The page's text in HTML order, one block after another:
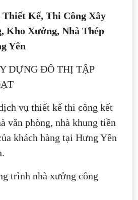
Thiết Kế, Thi Công Xây
Kho Xưởng, Nhà Thép
Yên
DỰNG ĐÔ THỊ TẬP
vụ thiết kế thi công kết
văn phòng, nhà khung tiền
khách hàng tại Hưng Yên
trình nhà xưởng công